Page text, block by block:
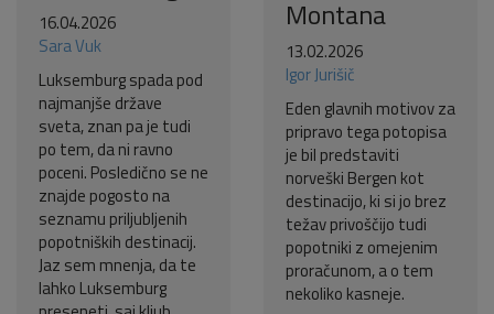
16.04.2026
Sara Vuk
Luksemburg spada pod
najmanjše države
sveta, znan pa je tudi
po tem, da ni ravno
poceni. Posledično se ne
znajde pogosto na
seznamu priljubljenih
popotniških destinacij.
Jaz sem mnenja, da te
lahko Luksemburg
Montana
13.02.2026
Igor Jurišič
Eden glavnih motivov za
pripravo tega potopisa
je bil predstaviti
norveški Bergen kot
destinacijo, ki si jo brez
težav privoščijo tudi
popotniki z omejenim
proračunom, a o tem
nekoliko kasneje.